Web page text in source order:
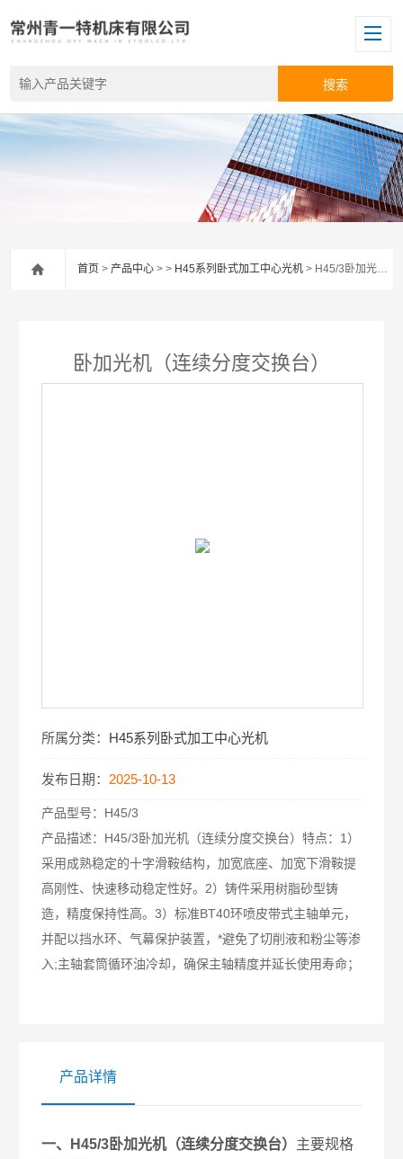
首页 >产品中心 > > H45系列卧式加工中心光机 > H45/3卧加光机（连续分度交换台）
卧加光机（连续分度交换台）
所属分类： H45系列卧式加工中心光机
发布日期： 2025-10-13
产品型号： H45/3
产品描述： H45/3卧加光机（连续分度交换台）特点：1）
采用成熟稳定的十字滑鞍结构，加宽底座、加宽下滑鞍提
高刚性、快速移动稳定性好。2）铸件采用树脂砂型铸
造，精度保持性高。3）标准BT40环喷皮带式主轴单元，
并配以挡水环、气幕保护装置，*避免了切削液和粉尘等渗
入;主轴套筒循环油冷却，确保主轴精度并延长使用寿命；
产品详情
一、H45/3卧加光机（连续分度交换台） 主要规格